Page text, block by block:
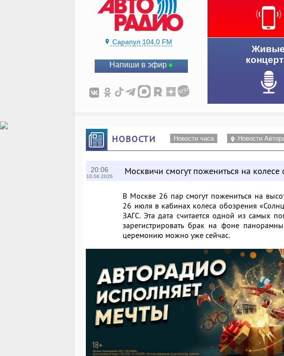
Сарапул 104,0 FM
Напиши в эфир
Живые
НОВОСТИ Новости часа Новости
20:06
10.06.2026 Москвичи смогут пожениться на колесе
В Москве 26 пар смогут пожениться на
26 июля в кабинах колеса обозрения
ЗАГС. Эта дата считается одной из самых
зарегистрировать брак на фоне
церемонию можно уже сейчас.